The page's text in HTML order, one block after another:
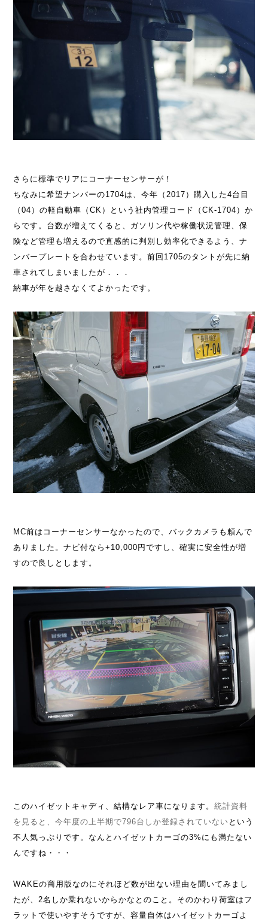
さらに標準でリアにコーナーセンサーが！
ちなみに希望ナンバーの1704は、今年（2017）購入した4台目
（04）の軽自動車（CK）という社内管理コード（CK-1704）か
らです。台数が増えてくると、ガソリン代や稼働状況管理、保
険など管理も増えるので直感的に判別し効率化できるよう、ナ
ンバープレートを合わせています。前回1705のタントが先に納
車されてしまいましたが．．．
納車が年を越さなくてよかったです。
MC前はコーナーセンサーなかったので、バックカメラも頼んで
ありました。ナビ付なら+10,000円ですし、確実に安全性が増
すので良しとします。
このハイゼットキャディ、結構なレア車になります。統計資料
を見ると、今年度の上半期で796台しか登録されていない という
不人気っぷりです。なんとハイゼットカーゴの3%にも満たない
んですね・・・
WAKEの商用版なのにそれほど数が出ない理由を聞いてみまし
たが、2名しか乗れないからかなとのこと。そのかわり荷室はフ
ラットで使いやすそうですが、容量自体はハイゼットカーゴよ